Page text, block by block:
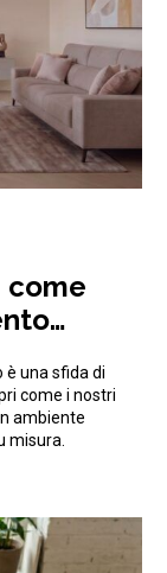
come
una sfida di
come i nostri
ambiente
misura.